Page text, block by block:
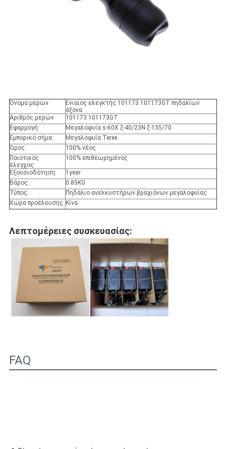
Όνομα μερών
Ενιαίος ελεγκτής 101173 101173GT πηδαλίων
άξονα
Αριθμός μερών
101173 101173GT
Εφαρμογή
Μεγαλοφυία s-60X ζ-40/23N ζ-135/70
Εμπορικό σήμα:
Μεγαλοφυία Terex
Όρος:
100% νέος
Ποιοτικός
έλεγχος:
100% επιθεωρημένος
Εξουσιοδότηση:
1year
Βάρος:
0.85KG
Τύπος:
Πηδάλιο ανελκυστήρων βραχιόνων μεγαλοφυίας
Χώρα προέλευσης Κίνα
Λεπτομέρειες συσκευασίας:
FAQ